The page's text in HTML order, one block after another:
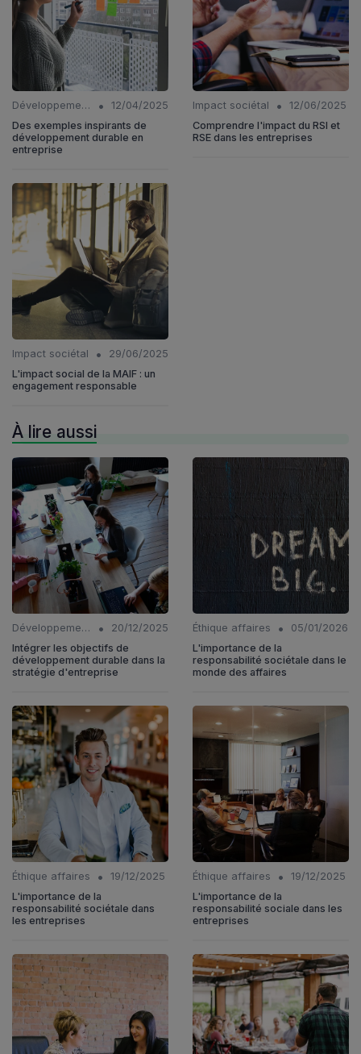
Développement Durable •
12/04/2025
Des exemples inspirants de
développement durable en
entreprise
Impact sociétal •
12/06/2025
Comprendre l'impact du RSI et
RSE dans les entreprises
Impact sociétal •
29/06/2025
L'impact social de la MAIF : un
engagement responsable
À lire aussi
Développement Durable •
20/12/2025
Intégrer les objectifs de
développement durable dans la
stratégie d'entreprise
Éthique affaires •
05/01/2026
L'importance de la
responsabilité sociétale dans le
monde des affaires
Éthique affaires •
19/12/2025
L'importance de la
responsabilité sociétale dans
les entreprises
Éthique affaires •
19/12/2025
L'importance de la
responsabilité sociale dans les
entreprises